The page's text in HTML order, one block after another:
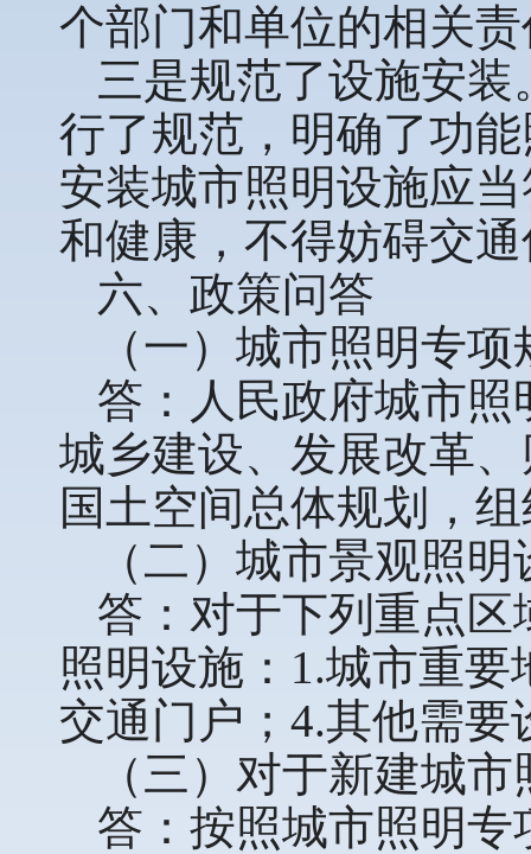
个部门和单位的相关
三是规范了设施安
行了规范，明确了功
安装城市照明设施应
和健康，不得妨碍交
六、政策问答
（一）城市照明专
答：人民政府城市
城乡建设、发展改革
国土空间总体规划，
（二）城市景观照
答：对于下列重点
照明设施：1.城市重
交通门户；4.其他需
（三）对于新建城
答：按照城市照明